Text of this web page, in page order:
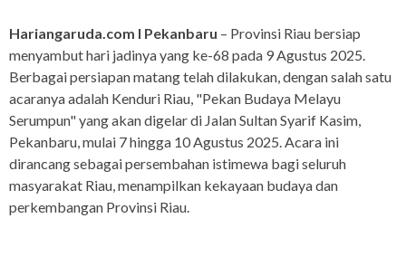
Hariangaruda.com I Pekanbaru – Provinsi Riau bersiap
menyambut hari jadinya yang ke-68 pada 9 Agustus 2025.
Berbagai persiapan matang telah dilakukan, dengan salah satu
acaranya adalah Kenduri Riau, "Pekan Budaya Melayu
Serumpun" yang akan digelar di Jalan Sultan Syarif Kasim,
Pekanbaru, mulai 7 hingga 10 Agustus 2025. Acara ini
dirancang sebagai persembahan istimewa bagi seluruh
masyarakat Riau, menampilkan kekayaan budaya dan
perkembangan Provinsi Riau.